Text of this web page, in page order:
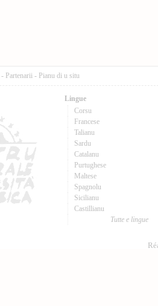
- Partenarii - Pianu di u situ
Lingue
Corsu
Francese
Talianu
Sardu
Catalanu
Purtughese
Maltese
Spagnolu
Sicilianu
Castillianu
Tutte e lingue